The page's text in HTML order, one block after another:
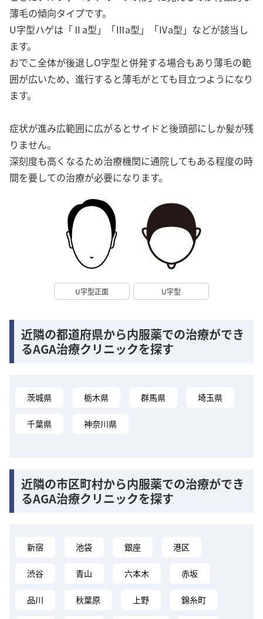
薄毛の傾向タイプです。
U字型ハゲは「Ⅱa型」「Ⅲa型」「Ⅳa型」などが該当し
ます。
おでこ全体が後退しO字型と併発する場合もあり薄毛の範
囲が広いため、進行すると薄毛がとても目立つようになり
ます。
症状が進み広範囲に広がるとサイドと後頭部にしか髪が残
りません。
深刻度も高くなるため治療機関に通院してもある程度の時
間を要しての治療が必要になります。
U字型正面 U字型
近隣の都道府県から内服薬での治療ができ
るAGA治療クリニックを探す
茨城県 栃木県 群馬県 埼玉県
千葉県 神奈川県
近隣の市区町村から内服薬での治療ができ
るAGA治療クリニックを探す
新宿 池袋 銀座 港区
渋谷 青山 六本木 赤坂
品川 秋葉原 上野 錦糸町